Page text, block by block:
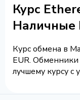
Курс
Наличные
Курс обмена в
EUR.
лучшему курсу с